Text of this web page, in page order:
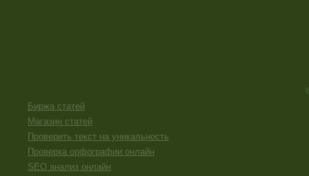
Биржа статей
Магазин статей
Проверить текст на уникальность
Проверка орфографии онлайн
SEO анализ онлайн